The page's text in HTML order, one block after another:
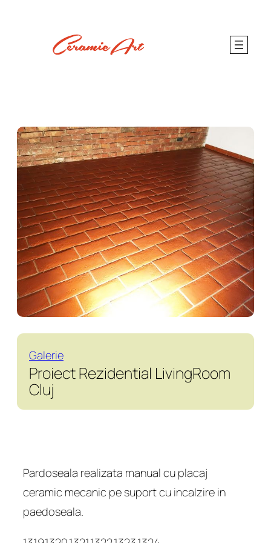
Galerie
Proiect Rezidential LivingRoom
Cluj
Pardoseala realizata manual cu placaj
ceramic mecanic pe suport cu incalzire in
paedoseala.